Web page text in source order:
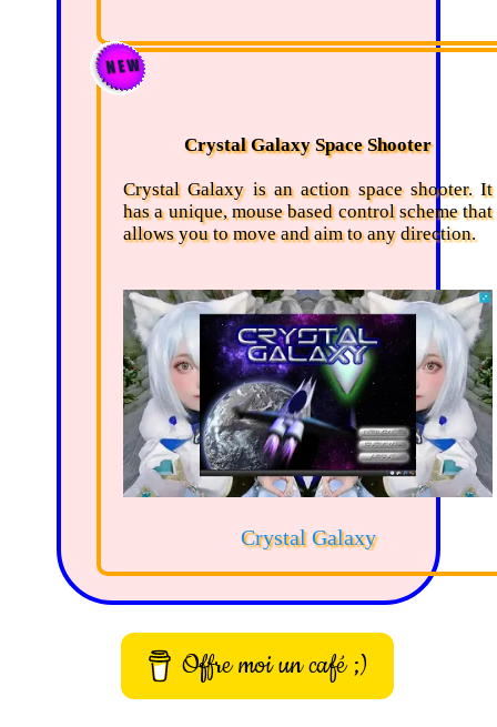
Crystal Galaxy Space Shooter
Crystal Galaxy is an action space shooter. It
has a unique, mouse based control scheme that
allows you to move and aim to any direction.
Crystal Galaxy
Offre moi un café ;)